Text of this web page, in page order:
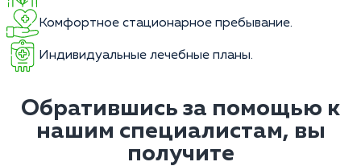
Комфортное стационарное пребывание.
Индивидуальные лечебные планы.
Обратившись за помощью к
нашим специалистам, вы
получите